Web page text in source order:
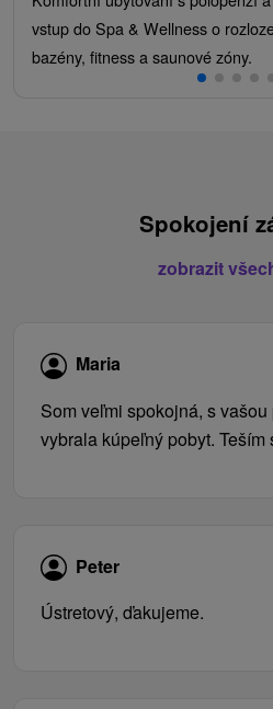
vstup do Spa & Wellness o
bazény, fitness a saunové zóny.
Spokojení
zobrazit
Maria
Som veľmi spokojná, s
vybrala kúpeľný pobyt. Teším
Peter
Ústretový, ďakujeme.